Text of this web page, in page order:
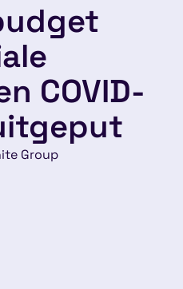
COVID-
Group